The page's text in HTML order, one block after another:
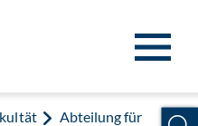
Abteilung für